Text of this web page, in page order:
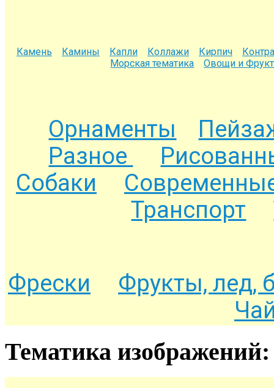
Камень Камины Капли Коллажи Кирпич
Морская тематика
Овощи и
Орнаменты
Разное
Собаки
Транспорт
Фрески
Фрукты, лед,
Тематика изображений: